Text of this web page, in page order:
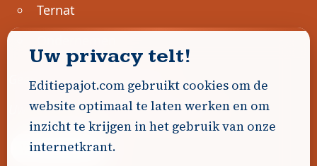
Ternat
Geen advertenties gevonden.
Uw advertentie hier? Contacteer ons!
Word Partner!
Uw privacy telt!
Editiepajot.com gebruikt cookies om de
website optimaal te laten werken en om
inzicht te krijgen in het gebruik van onze
internetkrant.